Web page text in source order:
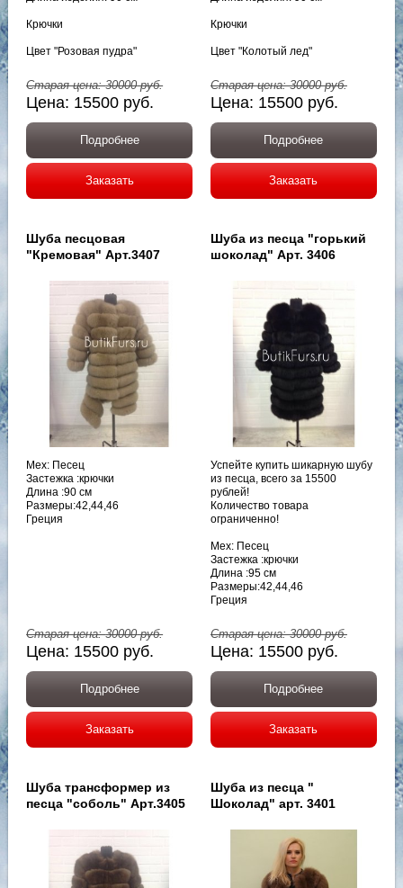
Крючки
Цвет "Розовая пудра"
Старая цена:30000руб.
Цена: 15500 руб.
Подробнее
Заказать
Крючки
Цвет "Колотый лед"
Старая цена:30000руб.
Цена: 15500 руб.
Подробнее
Заказать
Шуба песцовая
"Кремовая" Арт.3407
Мех: Песец
Застежка :крючки
Длина :90 см
Размеры:42,44,46
Греция
Старая цена:30000руб.
Цена: 15500 руб.
Подробнее
Заказать
Шуба из песца "горький
шоколад" Арт. 3406
Успейте купить шикарную шубу
из песца, всего за 15500
рублей!
Количество товара
ограниченно!
Мех: Песец
Застежка :крючки
Длина :95 см
Размеры:42,44,46
Греция
Старая цена:30000руб.
Цена: 15500 руб.
Подробнее
Заказать
Шуба трансформер из
песца "соболь" Арт.3405
Шуба из песца "
Шоколад" арт. 3401